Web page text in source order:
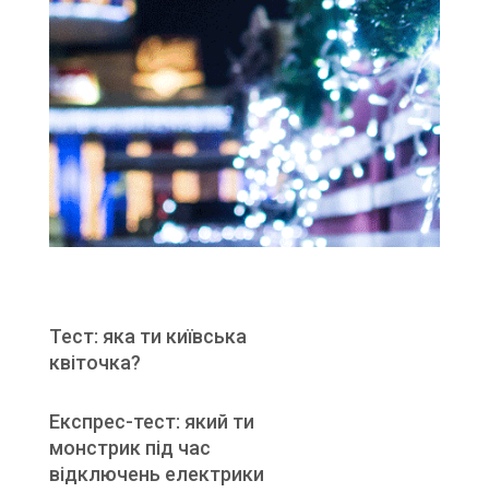
Тест: яка ти київська
квіточка?
Експрес-тест: який ти
монстрик під час
відключень електрики